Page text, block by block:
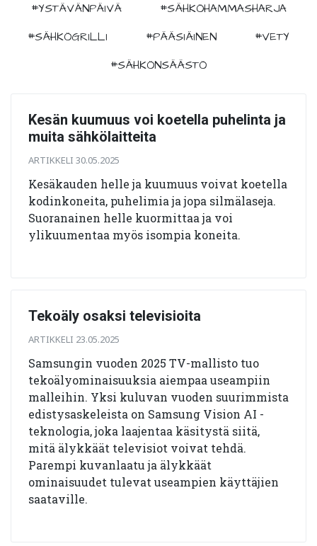
#YSTÄVÄNPÄIVÄ
#SÄHKÖHAMMASHARJA
#SÄHKÖGRILLI
#PÄÄSIÄINEN
#VETY
#SÄHKÖNSÄÄSTÖ
Kesän kuumuus voi koetella puhelinta ja
muita sähkölaitteita
ARTIKKELI 30.05.2025
Kesäkauden helle ja kuumuus voivat koetella
kodinkoneita, puhelimia ja jopa silmälaseja.
Suoranainen helle kuormittaa ja voi
ylikuumentaa myös isompia koneita.
Tekoäly osaksi televisioita
ARTIKKELI 23.05.2025
Samsungin vuoden 2025 TV-mallisto tuo
tekoälyominaisuuksia aiempaa useampiin
malleihin. Yksi kuluvan vuoden suurimmista
edistysaskeleista on Samsung Vision AI -
teknologia, joka laajentaa käsitystä siitä,
mitä älykkäät televisiot voivat tehdä.
Parempi kuvanlaatu ja älykkäät
ominaisuudet tulevat useampien käyttäjien
saataville.